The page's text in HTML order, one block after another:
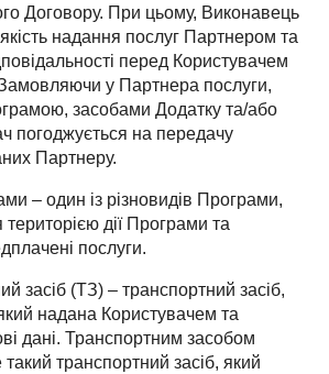
Договору. При цьому, Виконавець
надання послуг Партнером та
перед Користувачем
у Партнера послуги,
засобами Додатку та/або
погоджується на передачу
Партнеру.
– один із різновидів Програми,
територією дії Програми та
послуги.
засіб (ТЗ) – транспортний засіб,
надана Користувачем та
дані. Транспортним засобом
транспортний засіб, який